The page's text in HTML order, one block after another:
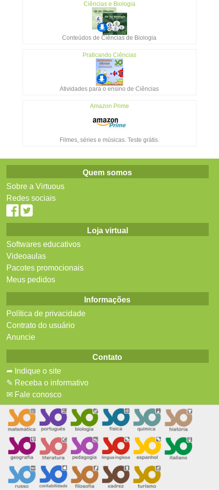
Ciências e Biologia
Conteúdos de Ciências de Biologia
Praticando Ciências
Atividades para o ensino de Ciências
Amazon Prime
Filmes, séries e músicas. Teste grátis.
Quem somos
Sobre a Virtuous
Redes sociais
Loja virtual
Softwares educativos
Videoaulas
Pacotes promocionais
Meus pedidos
Informações
Política de privacidade
Contrato do usuário
Anuncie
Contato
➦ Indique o site
✎ Receba o informativo
✉ Fale conosco